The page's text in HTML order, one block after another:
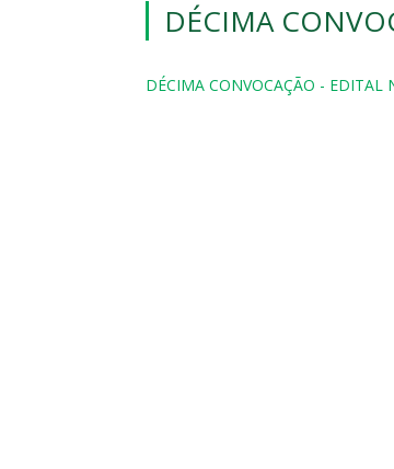
DÉCIMA
DÉCIMA CONVOCAÇÃO - EDITAL